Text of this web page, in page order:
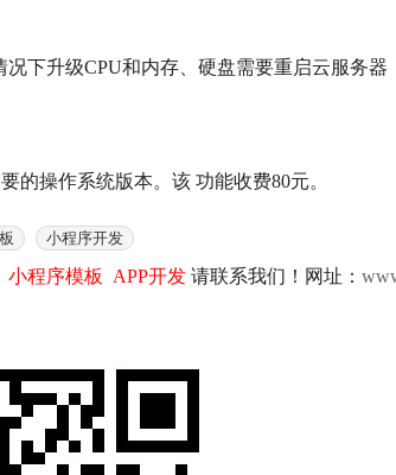
下升级CPU和内存、硬盘需要重启云服务器
的操作系统版本。该 功能收费80元。
小程序开发
小程序模板 APP开发 请联系我们！网址：